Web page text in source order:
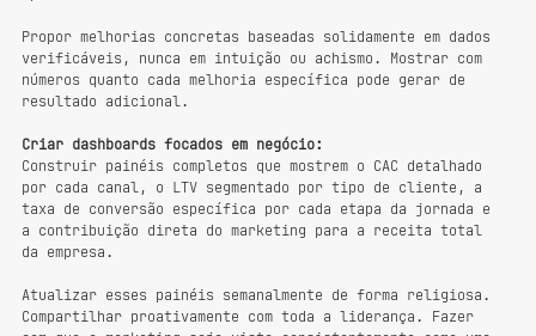
Propor melhorias concretas baseadas solidamente em dados
verificáveis, nunca em intuição ou achismo. Mostrar com
números quanto cada melhoria específica pode gerar de
resultado adicional.
Criar dashboards focados em negócio:
Construir painéis completos que mostrem o CAC detalhado
por cada canal, o LTV segmentado por tipo de cliente, a
taxa de conversão específica por cada etapa da jornada e
a contribuição direta do marketing para a receita total
da empresa.
Atualizar esses painéis semanalmente de forma religiosa.
Compartilhar proativamente com toda a liderança. Fazer